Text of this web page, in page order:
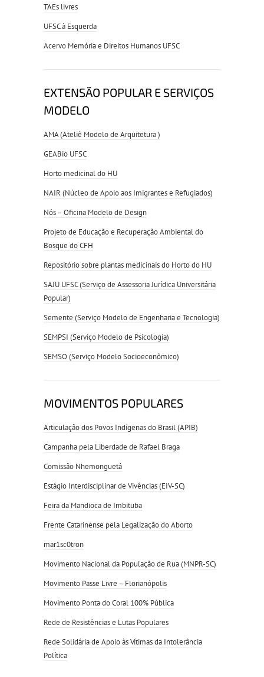
TAEs livres
UFSC à Esquerda
Acervo Memória e Direitos Humanos UFSC
EXTENSÃO POPULAR E SERVIÇOS
MODELO
AMA (Ateliê Modelo de Arquitetura )
GEABio UFSC
Horto medicinal do HU
NAIR (Núcleo de Apoio aos Imigrantes e Refugiados)
Nós – Oficina Modelo de Design
Projeto de Educação e Recuperação Ambiental do
Bosque do CFH
Repositório sobre plantas medicinais do Horto do HU
SAJU UFSC (Serviço de Assessoria Jurídica Universitária
Popular)
Semente (Serviço Modelo de Engenharia e Tecnologia)
SEMPSI (Serviço Modelo de Psicologia)
SEMSO (Serviço Modelo Socioeconômico)
MOVIMENTOS POPULARES
Articulação dos Povos Indígenas do Brasil (APIB)
Campanha pela Liberdade de Rafael Braga
Comissão Nhemonguetá
Estágio Interdisciplinar de Vivências (EIV-SC)
Feira da Mandioca de Imbituba
Frente Catarinense pela Legalização do Aborto
mar1sc0tron
Movimento Nacional da População de Rua (MNPR-SC)
Movimento Passe Livre – Florianópolis
Movimento Ponta do Coral 100% Pública
Rede de Resistências e Lutas Populares
Rede Solidária de Apoio às Vítimas da Intolerância
Política